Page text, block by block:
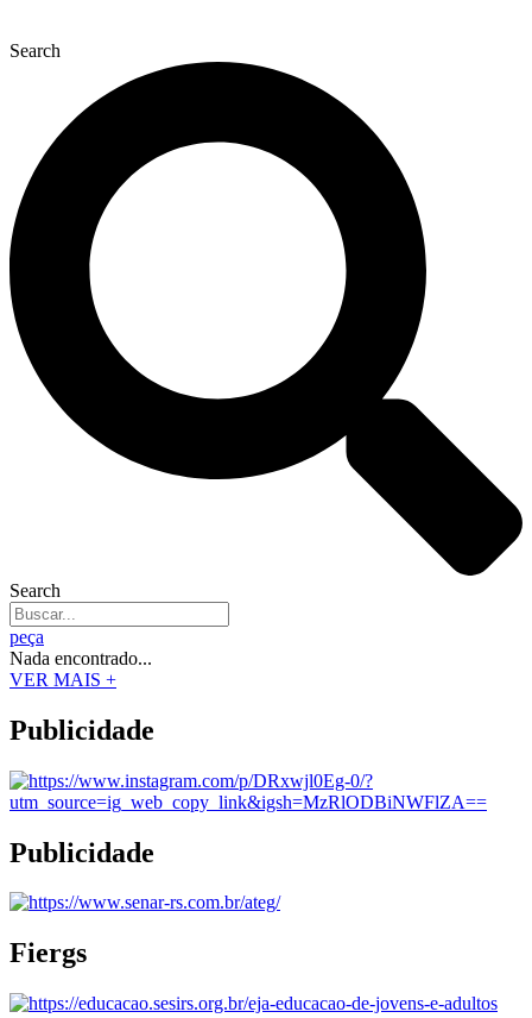
Search
Search
peça
Nada encontrado...
VER MAIS +
Publicidade
Publicidade
Fiergs